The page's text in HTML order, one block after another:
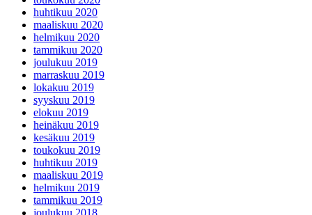
huhtikuu 2020
maaliskuu 2020
helmikuu 2020
tammikuu 2020
joulukuu 2019
marraskuu 2019
lokakuu 2019
syyskuu 2019
elokuu 2019
heinäkuu 2019
kesäkuu 2019
toukokuu 2019
huhtikuu 2019
maaliskuu 2019
helmikuu 2019
tammikuu 2019
joulukuu 2018